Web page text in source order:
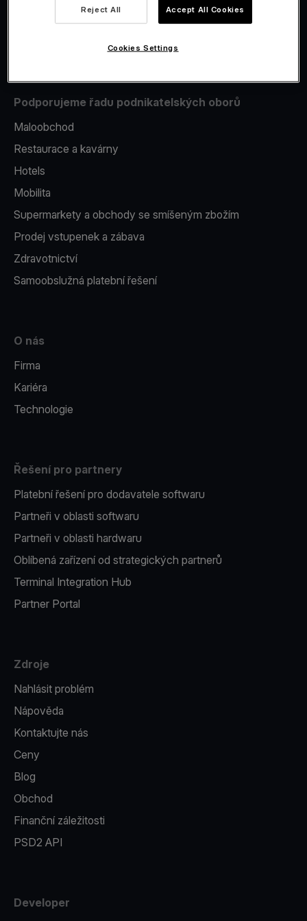
Platební terminál v telefonu
Podporujeme řadu podnikatelských oborů
Maloobchod
Restaurace a kavárny
Hotels
Mobilita
Supermarkety a obchody se smíšeným zbožím
Prodej vstupenek a zábava
Zdravotnictví
Samoobslužná platební řešení
O nás
Firma
Kariéra
Technologie
Řešení pro partnery
Platební řešení pro dodavatele softwaru
Partneři v oblasti softwaru
Partneři v oblasti hardwaru
Oblíbená zařízení od strategických partnerů
Terminal Integration Hub
Partner Portal
Zdroje
Nahlásit problém
Nápověda
Kontaktujte nás
Ceny
Blog
Obchod
Finanční záležitosti
PSD2 API
Developer
Reject All Accept All Cookies
Cookies Settings